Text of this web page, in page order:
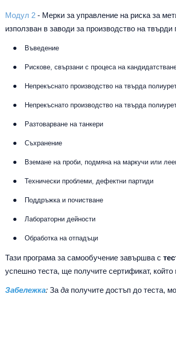
Модул 2- Мерки за управление на риска за
използван в заводи за производство на твърди
Въведение
Рискове, свързани с процеса на
Непрекъснато производство на твърда
Непрекъснато производство на твърда
Разтоварване на танкери
Съхранение
Вземане на проби, подмяна на маркучи или
Технически проблеми, дефектни партиди
Поддръжка и почистване
Лабораторни дейности
Обработка на отпадъци
Тази програма за самообучение завършва с
успешно теста, ще получите сертификат,
Забележка:Зада получите достъп до теста,